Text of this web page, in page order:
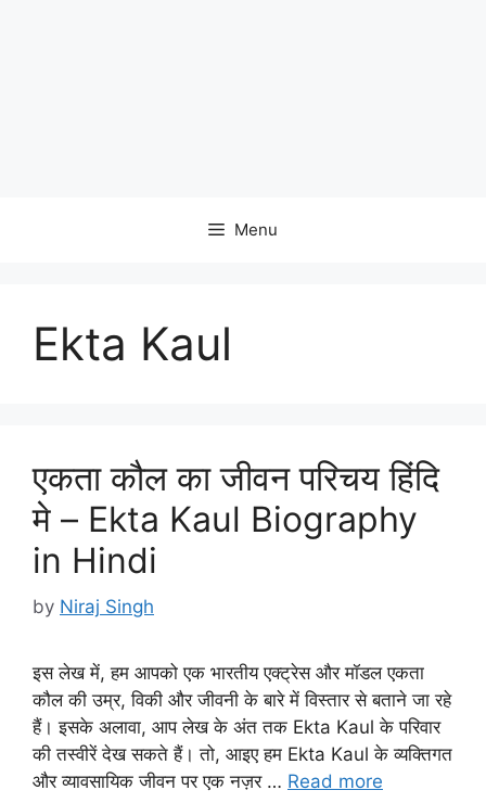
Menu
Ekta Kaul
एकता कौल का जीवन परिचय हिंदि
मे – Ekta Kaul Biography
in Hindi
by Niraj Singh
इस लेख में, हम आपको एक भारतीय एक्ट्रेस और मॉडल एकता
कौल की उम्र, विकी और जीवनी के बारे में विस्तार से बताने जा रहे
हैं। इसके अलावा, आप लेख के अंत तक Ekta Kaul के परिवार
की तस्वीरें देख सकते हैं। तो, आइए हम Ekta Kaul के व्यक्तिगत
और व्यावसायिक जीवन पर एक नज़र … Read more